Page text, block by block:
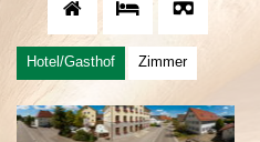
Hotel/Gasthof Zimmer